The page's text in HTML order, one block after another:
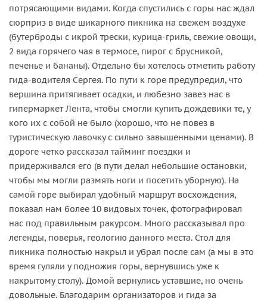
потрясающими видами. Когда спустились с горы нас ждал
сюрприз в виде шикарного пикника на свежем воздухе
(бутерброды с икрой трески, курица-гриль, свежие овощи,
2 вида горячего чая в термосе, пирог с брусникой,
печенье и бананы). Отдельно бы хотелось отметить работу
гида-водителя Сергея. По пути к горе предупредил, что
вершина притягивает осадки, и любезно завез нас в
гипермаркет Лента, чтобы смогли купить дождевики те, у
кого их с собой не было (хорошо, что не повез в
туристическую лавочку с сильно завышенными ценами). В
дороге четко рассказал тайминг поездки и
придерживался его (в пути делал небольшие остановки,
чтобы мы могли размять ноги и посетить уборную). На
самой горе выбирал удобный маршрут восхождения,
показал нам более 10 видовых точек, фотографировал
нас под правильным ракурсом. Много рассказывал про
легенды, поверья, геологию данного места. Стол для
пикника полностью накрыл и убрал после сам (а мы в это
время гуляли у подножия горы, вернувшись уже к
накрытому столу). Домой вернулись уставшие, но очень
довольные. Благодарим организаторов и гида за